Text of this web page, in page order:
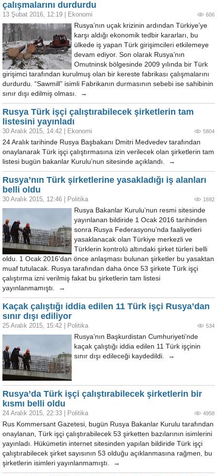
çalışmalarını durdurdu
13 Şubat 2016, 12:19 Ekonomi 606
Rusya’nın uçak krizinin ardından Türkiye’ye
karşı aldığı ekonomik tedbir kararları, bu
ülkede iş yapan Türk girişimcileri etkilemeye
devam ediyor. Son olarak Rusya’nın
Omutninsk bölgesinde 2009 yılında bir Türk
girişimci tarafından kurulmuş olan bir kereste fabrikası çalışmalarını
durdurdu. “Sawmill” isimli Fabrikanın durmasının sebebi ise sahibinin
sınır dışı edilmiş olması. →
Rusya Türk işçi çalıştırabilecek şirketlerin tam
listesini yayınladı
30 Aralık 2015, 14:42 Ekonomi 5804
24 Aralık tarihinde Rusya Başbakanı Dmitri Medvedev tarafından
onaylanarak Türk işçi çalıştırmasına izin verilecek olan şirketlerin tam
listesi bugün bakanlar Kurulu’nun sitesinde açıklandı. →
Rusya’nın Türk şirketlerine yasakladığı iş alanları
belli oldu
30 Aralık 2015, 12:46 Politika 1692
Rusya Bakanlar Kurulu’nun resmi sitesinde
yayınlanan bildiride 1 Ocak 2016 tarihinden
sonra Rusya Federasyonu’nda faaliyetleri
yasaklanacak olan Türkiye merkezli ve
Türklerin kontrolü altındaki şirket türleri belli
oldu. 1 Ocak 2016’dan önce anlaşması bulunan şirketler bu yasaktan
muaf tutulacak. Rusya tarafından daha önce 53 şirkete Türk işçi
çalıştırma izni verilmiş fakat bu şirketlerin tam listesi
yayınlanmamıştı. →
Kaçak çalıştığı iddia edilen 11 Türk işçi Rusya’dan
sınır dışı ediliyor
25 Aralık 2015, 15:42 Politika 534
Rusya’nın Başkurdistan Cumhuriyeti’nde
kaçak çalıştığı iddia edilen 11 Türk işçinin
sınır dışı edileceği kaydedildi. →
Rusya’da Türk işçi çalıştırabilecek şirketlerin bir
kısmı belli oldu
24 Aralık 2015, 22:33 Politika 4958
Rus Kommersant Gazetesi, bugün Rusya Bakanlar Kurulu tarafından
onaylanan, Türk işçi çalıştırabilecek 53 şirketten bazılarının isimlerini
yayınladı. Hükümetin internet sitesinden yapılan bildiride Türk işçi
çalıştırabilecek şirket sayısının 53 olduğu açıklanmasına rağmen, bu
şirketlerin isimleri yayınlanmamıştı. →